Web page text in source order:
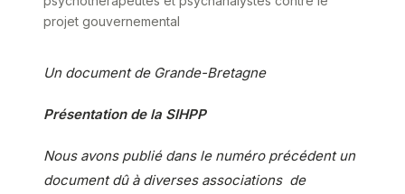
projet gouvernemental
Un document de Grande-Bretagne
Présentation de la SIHPP
Nous avons publié dans le numéro précédent un
document dû à diverses associations de